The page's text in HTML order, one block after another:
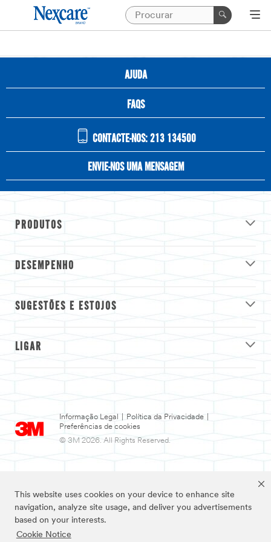
This website uses cookies on your device to enhance site
navigation, analyze site usage, and deliver you advertisements
based on your interests.
Cookie Notice
AJUDA
FAQS
CONTACTE-NOS: 213 134500
ENVIE-NOS UMA MENSAGEM
PRODUTOS
DESEMPENHO
SUGESTÕES E ESTOJOS
LIGAR
Informação Legal Política da Privacidade
Preferências de cookies
© 3M 2026. All Rights Reserved.